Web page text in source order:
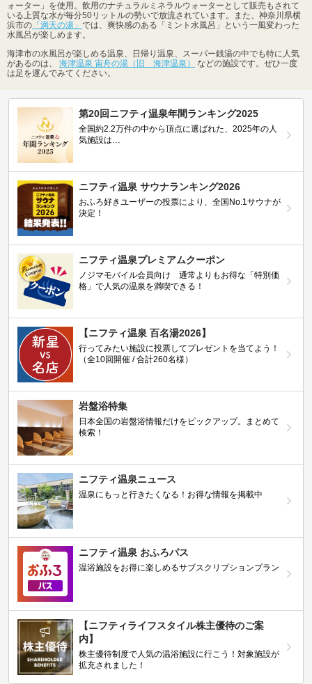
ォーター」を使用。飲用のナチュラルミネラルウォーターとして販売もされて
いる上質な水が毎分50リットルの勢いで放流されています。また、神奈川県横
浜市の 「満天の湯」 では、爽快感のある「ミント水風呂」という一風変わった
水風呂が楽しめます。
海津市の水風呂が楽しめる温泉、日帰り温泉、スーパー銭湯の中でも特に人気
があるのは、 海津温泉 宙舟の湯（旧 海津温泉）
などの施設です。ぜひ一度
は足を運んでみてください。
第20回ニフティ温泉年間ランキング2025
全国約2.2万件の中から頂点に選ばれた、2025年の人
気施設は…
ニフティ温泉 サウナランキング2026
おふろ好きユーザーの投票により、全国No.1サウナが
決定！
ニフティ温泉プレミアムクーポン
ノジマモバイル会員向け 通常よりもお得な「特別価
格」で人気の温泉を満喫できる！
【ニフティ温泉 百名湯2026】
行ってみたい施設に投票してプレゼントを当てよう！
（全10回開催 / 合計260名様）
岩盤浴特集
日本全国の岩盤浴情報だけをピックアップ。まとめて
検索！
ニフティ温泉ニュース
温泉にもっと行きたくなる！お得な情報を掲載中
ニフティ温泉 おふろパス
温浴施設をお得に楽しめるサブスクリプションプラン
【ニフティライフスタイル株主優待のご案
内】
株主優待制度で人気の温浴施設に行こう！対象施設が
拡充されました！